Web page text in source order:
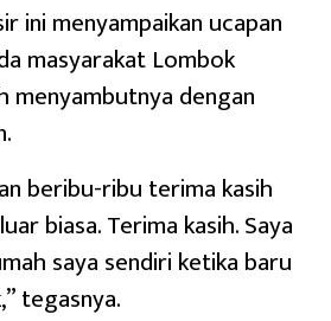
ini menyampaikan ucapan
masyarakat Lombok
menyambutnya dengan
beribu-ribu terima kasih
biasa. Terima kasih. Saya
saya sendiri ketika baru
tegasnya.